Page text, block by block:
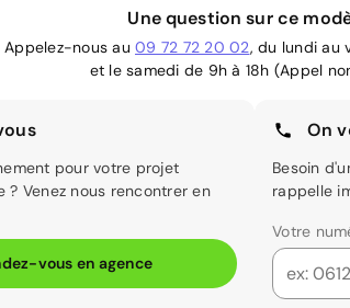
Une question sur ce
Appelez-nous au 09 72 72 20 02, du lundi au
et le samedi de 9h à 18h (Appel
pour votre projet
Venez nous rencontrer en
vous en agence
On
Besoin
rappelle
Votre